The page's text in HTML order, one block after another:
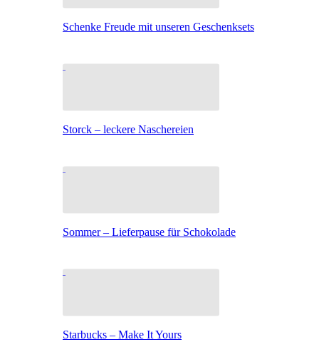
Schenke Freude mit unseren Geschenksets
Storck – leckere Naschereien
Sommer – Lieferpause für Schokolade
Starbucks – Make It Yours